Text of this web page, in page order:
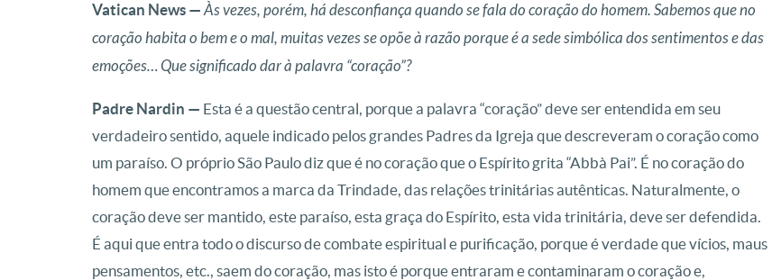
Vatican News — Às vezes, porém, há desconfiança quando se fala do coração do homem. Sabemos que no
coração habita o bem e o mal, muitas vezes se opõe à razão porque é a sede simbólica dos sentimentos e das
emoções… Que significado dar à palavra “coração”?
Padre Nardin — Esta é a questão central, porque a palavra “coração” deve ser entendida em seu
verdadeiro sentido, aquele indicado pelos grandes Padres da Igreja que descreveram o coração como
um paraíso. O próprio São Paulo diz que é no coração que o Espírito grita “Abbà Pai”. É no coração do
homem que encontramos a marca da Trindade, das relações trinitárias autênticas. Naturalmente, o
coração deve ser mantido, este paraíso, esta graça do Espírito, esta vida trinitária, deve ser defendida.
É aqui que entra todo o discurso de combate espiritual e purificação, porque é verdade que vícios, maus
pensamentos, etc., saem do coração, mas isto é porque entraram e contaminaram o coração e,